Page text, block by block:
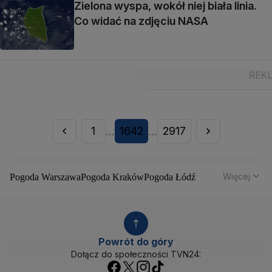
Zielona wyspa, wokół niej biała linia.
Co widać na zdjęciu NASA
1 ... 1642 ... 2917
Pogoda WarszawaPogoda KrakówPogoda Łódź
Pogoda Katowice Pogoda Kielce
Pogoda Rzeszów
Pogoda Gorzów Wielkopolski
Pogoda Zakopane
Więcej
Powrót do góry
Dołącz do społeczności TVN24: